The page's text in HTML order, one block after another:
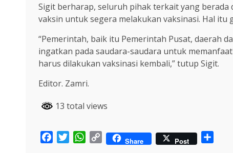
Sigit berharap, seluruh pihak terkait yang
vaksin untuk segera melakukan vaksinasi. Hal
“Pemerintah, baik itu Pemerintah Pusat, daerah
ingatkan pada saudara-saudara untuk
harus dilakukan vaksinasi kembali,” tutup Sigit.
Editor. Zamri.
13 total views
FacebookTwitterWhatsApp
Copy Share Post